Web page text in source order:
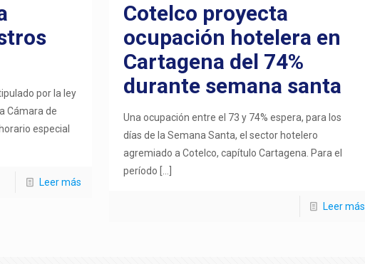
por la ley
Cámara de
especial
Leer más
Cotelco proyecta
ocupación hotelera en
Cartagena del 74%
durante semana santa
Una ocupación entre el 73 y 74% espera, para los
días de la Semana Santa, el sector hotelero
agremiado a Cotelco, capítulo Cartagena. Para el
período
Leer más